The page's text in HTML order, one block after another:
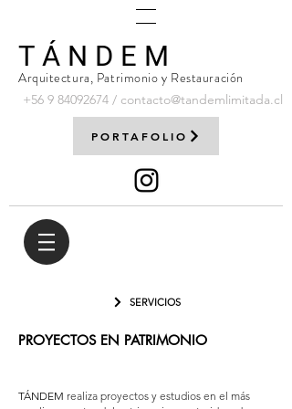
T Á N D E M
Arquitectura, Patrimonio y Restauración
+56 9 84092674 / contacto@tandemlimitada.cl
PORTAFOLIO
SERVICIOS
PROYECTOS EN PATRIMONIO
TÁNDEM realiza proyectos y estudios en el más